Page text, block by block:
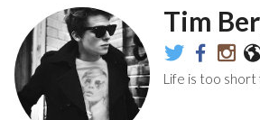
Tim
@TheIdealistES
Life is too